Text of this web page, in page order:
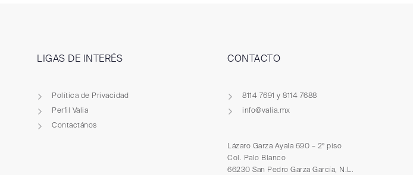
LIGAS DE INTERÉS
Política de Privacidad
Perfil Valia
Contactános
CONTACTO
8114 7691 y 8114 7688
info@valia.mx
Lázaro Garza Ayala 690 – 2º piso
Col. Palo Blanco
66230 San Pedro Garza García, N.L.